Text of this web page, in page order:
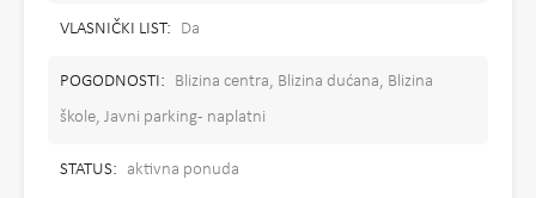
VLASNIČKI LIST: Da
POGODNOSTI:
Blizina centra, Blizina dućana, Blizina
škole, Javni parking - naplatni
STATUS: aktivna ponuda